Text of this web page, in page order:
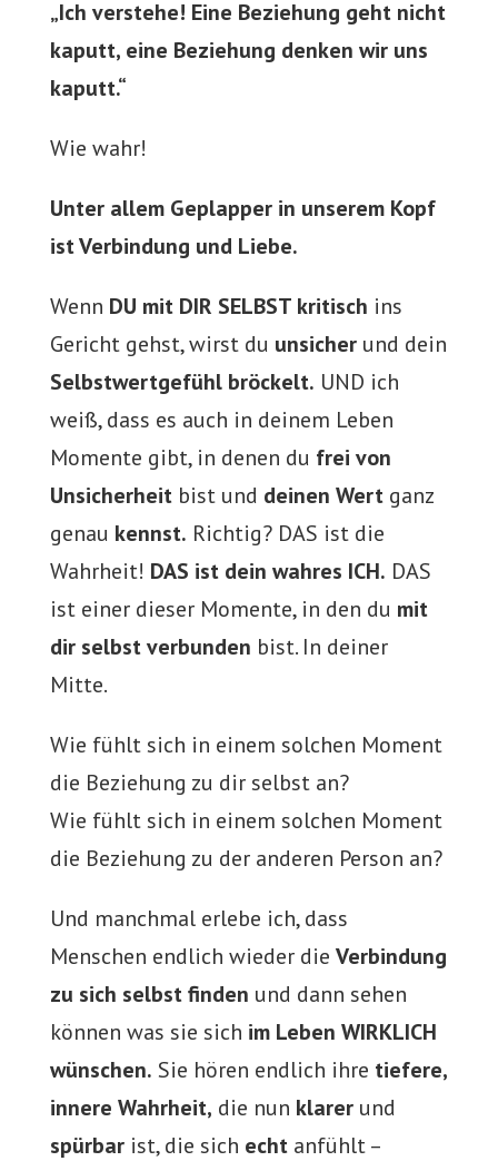
„Ich verstehe! Eine Beziehung geht nicht
kaputt, eine Beziehung denken wir uns
kaputt.“
Wie wahr!
Unter allem Geplapper in unserem Kopf
ist Verbindung und Liebe.
Wenn DU mit DIR SELBST kritisch ins
Gericht gehst, wirst du unsicher und dein
Selbstwertgefühl bröckelt. UND ich
weiß, dass es auch in deinem Leben
Momente gibt, in denen du frei von
Unsicherheitbist und deinen Wertganz
genau kennst. Richtig? DAS ist die
Wahrheit! DAS ist dein wahres ICH. DAS
ist einer dieser Momente, in den du mit
dir selbst verbunden bist. In deiner
Mitte.
Wie fühlt sich in einem solchen Moment
die Beziehung zu dir selbst an?
Wie fühlt sich in einem solchen Moment
die Beziehung zu der anderen Person an?
Und manchmal erlebe ich, dass
Menschen endlich wieder die Verbindung
zu sich selbst finden und dann sehen
können was sie sich im Leben WIRKLICH
wünschen. Sie hören endlich ihre tiefere,
innere Wahrheit, die nun klarer und
spürbar ist, die sich echt anfühlt –